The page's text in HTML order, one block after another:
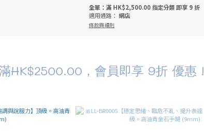
全單：滿 HK$2,500.00 指定分類 即享 9 折
適用通路： 網店
條款與細則
HK$2500.00，會員即享 9折 優惠 !